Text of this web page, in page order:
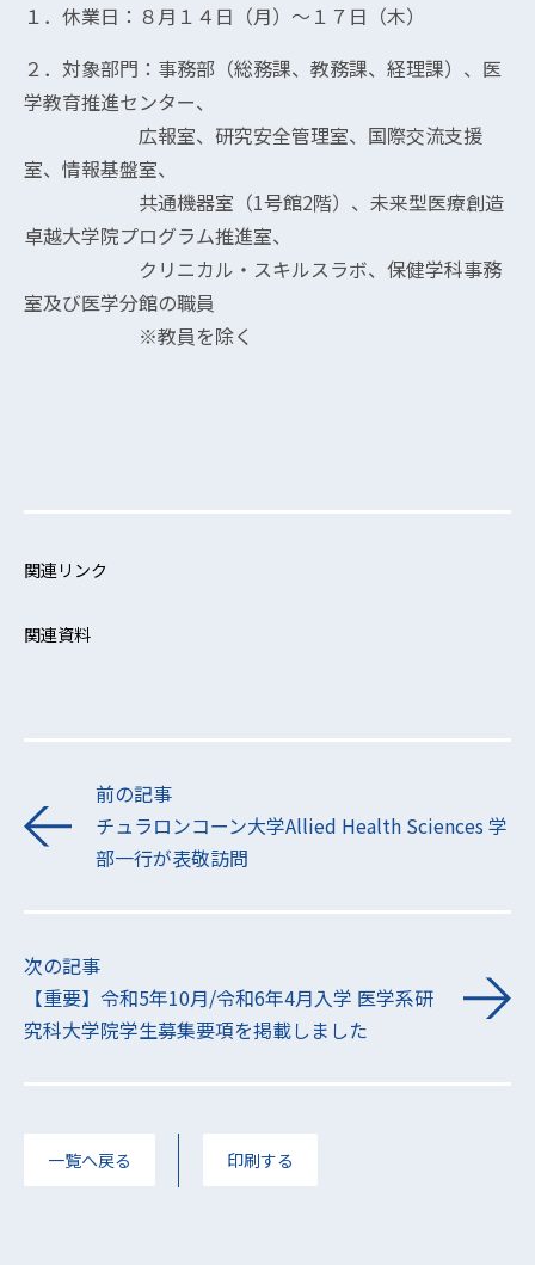
１．休業日：８月１４日（月）～１７日（木）
２．対象部門：事務部（総務課、教務課、経理課）、医
学教育推進センター、
広報室、研究安全管理室、国際交流支援
室、情報基盤室、
共通機器室（1号館2階）、未来型医療創造
卓越大学院プログラム推進室、
クリニカル・スキルスラボ、保健学科事務
室及び医学分館の職員
※教員を除く
関連リンク
関連資料
前の記事
チュラロンコーン大学Allied Health Sciences 学
部一行が表敬訪問
次の記事
【重要】令和5年10月/令和6年4月入学 医学系研
究科大学院学生募集要項を掲載しました
一覧へ戻る 印刷する